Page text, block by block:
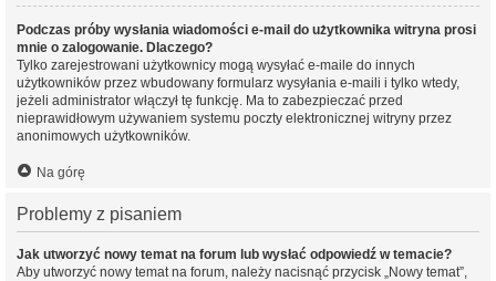
Podczas próby wysłania wiadomości e-mail do użytkownika witryna prosi
mnie o zalogowanie. Dlaczego?
Tylko zarejestrowani użytkownicy mogą wysyłać e-maile do innych
użytkowników przez wbudowany formularz wysyłania e-maili i tylko wtedy,
jeżeli administrator włączył tę funkcję. Ma to zabezpieczać przed
nieprawidłowym używaniem systemu poczty elektronicznej witryny przez
anonimowych użytkowników.
Na górę
Problemy z pisaniem
Jak utworzyć nowy temat na forum lub wysłać odpowiedź w temacie?
Aby utworzyć nowy temat na forum, należy nacisnąć przycisk „Nowy temat”,